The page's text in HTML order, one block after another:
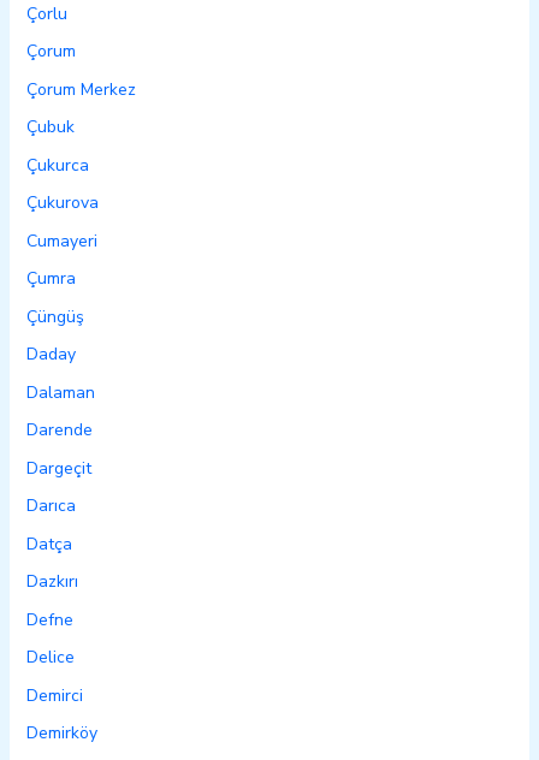
Çorlu
Çorum
Çorum Merkez
Çubuk
Çukurca
Çukurova
Cumayeri
Çumra
Çüngüş
Daday
Dalaman
Darende
Dargeçit
Darıca
Datça
Dazkırı
Defne
Delice
Demirci
Demirköy